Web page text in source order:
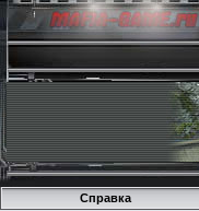
Справка